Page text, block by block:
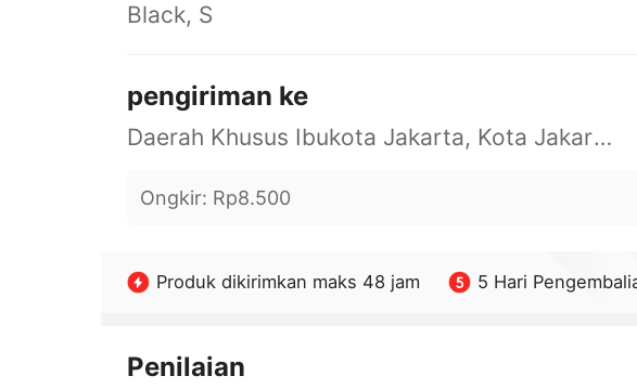
Black, S
pengiriman ke
Daerah Khusus Ibukota Jakarta, Kota Jakarta Barat, Cengkareng, yy
Ongkir: Rp8.500
Produk dikirimkan maks 48 jam 5 Hari
Penilaian